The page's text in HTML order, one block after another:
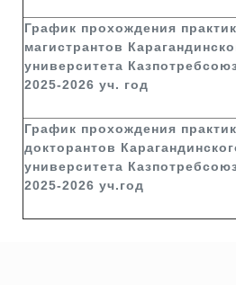
График прохождения
магистрантов
университета
2025-2026 уч. год
График прохождения
докторантов
университета
2025-2026 уч.год